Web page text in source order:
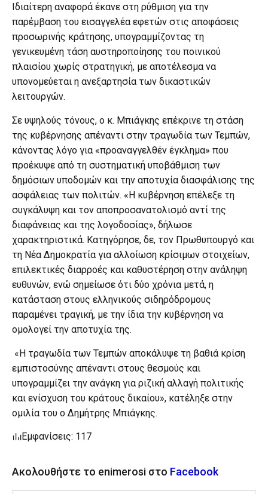
Ιδιαίτερη αναφορά έκανε στη ρύθμιση για την
παρέμβαση του εισαγγελέα εφετών στις αποφάσεις
προσωρινής κράτησης, υπογραμμίζοντας τη
γενικευμένη τάση αυστηροποίησης του ποινικού
πλαισίου χωρίς στρατηγική, με αποτέλεσμα να
υπονομεύεται η ανεξαρτησία των δικαστικών
λειτουργών.
Σε υψηλούς τόνους, ο κ. Μπιάγκης επέκρινε τη στάση
της κυβέρνησης απέναντι στην τραγωδία των Τεμπών,
κάνοντας λόγο για «προαναγγελθέν έγκλημα» που
προέκυψε από τη συστηματική υποβάθμιση των
δημόσιων υποδομών και την αποτυχία διασφάλισης της
ασφάλειας των πολιτών. «Η κυβέρνηση επέλεξε τη
συγκάλυψη και τον αποπροσανατολισμό αντί της
διαφάνειας και της λογοδοσίας», δήλωσε
χαρακτηριστικά. Κατηγόρησε, δε, τον Πρωθυπουργό και
τη Νέα Δημοκρατία για αλλοίωση κρίσιμων στοιχείων,
επιλεκτικές διαρροές και καθυστέρηση στην ανάληψη
ευθυνών, ενώ σημείωσε ότι δύο χρόνια μετά, η
κατάσταση στους ελληνικούς σιδηρόδρομους
παραμένει τραγική, με την ίδια την κυβέρνηση να
ομολογεί την αποτυχία της.
«Η τραγωδία των Τεμπών αποκάλυψε τη βαθιά κρίση
εμπιστοσύνης απέναντι στους θεσμούς και
υπογραμμίζει την ανάγκη για ριζική αλλαγή πολιτικής
και ενίσχυση του κράτους δικαίου», κατέληξε στην
ομιλία του ο Δημήτρης Μπιάγκης.
Εμφανίσεις: 117
Ακολουθήστε το enimerosi στο Facebook